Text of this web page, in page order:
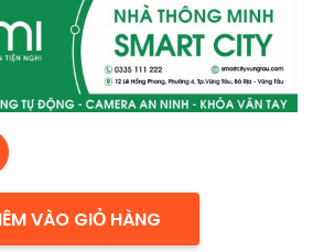
VÀO GIỎ HÀNG